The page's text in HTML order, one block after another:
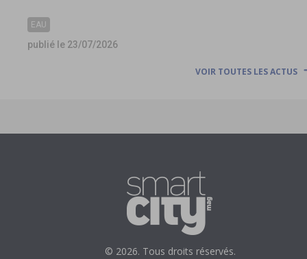
EAU
publié le 23/07/2026
VOIR TOUTES LES ACTUS
© 2026. Tous droits réservés.